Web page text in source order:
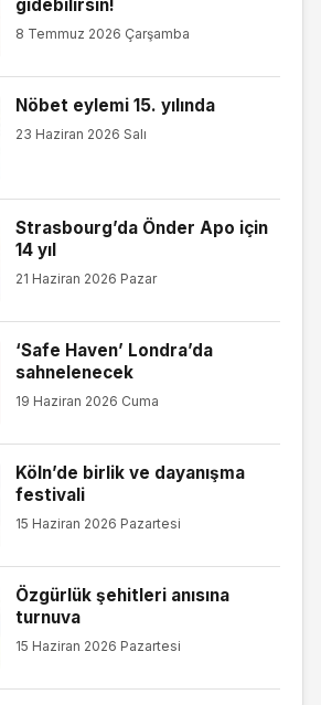
gidebilirsin!
8 Temmuz 2026 Çarşamba
Nöbet eylemi 15. yılında
23 Haziran 2026 Salı
Strasbourg’da Önder Apo için
14 yıl
21 Haziran 2026 Pazar
‘Safe Haven’ Londra’da
sahnelenecek
19 Haziran 2026 Cuma
Köln’de birlik ve dayanışma
festivali
15 Haziran 2026 Pazartesi
Özgürlük şehitleri anısına
turnuva
15 Haziran 2026 Pazartesi